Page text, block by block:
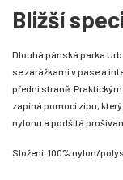
Bližší
Dlouhá pánská parka
se zarážkami v pase a
přední straně.
zapíná pomocí zipu,
nylonu a podšitá
Složení: 100% nylon/